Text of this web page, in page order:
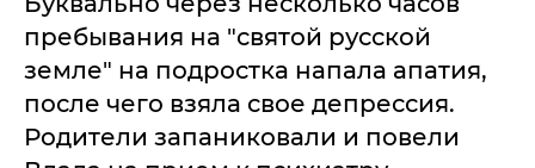
пребывания на "святой русской
земле" на подростка напала апатия,
после чего взяла свое депрессия.
Родители запаниковали и повели